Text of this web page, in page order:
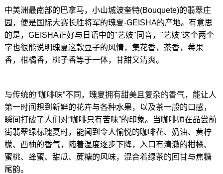
中美洲最南部的巴拿马，小山城波奎特(Bouquete)的翡翠庄
园，便是国际大赛长胜将军的瑰夏-GEISHA的产地。有意思
的是，GEISHA正好与日语中的"艺妓"同音，"艺妓"这个两个
字也很能说明瑰夏这款豆子的风情，集花香，茶香，莓果
香，柑橘香，桃子香等于一体，甘甜又清爽。
与传统的“咖啡味”不同，瑰夏拥有甜美且复杂的香气，能让人
第一时间想到新鲜的花卉与各种水果，以及茶一般的口感，
瞬间打破了人们对“咖啡只有苦味”的印象。当咖啡师在品尝前
街翡翠绿标瑰夏时，能闻到令人愉悦的咖啡花、奶油、黄柠
檬、西柚的香气，随着温度逐步下降，入口有清澈的柑橘、
蜜桃、蜂蜜、甜瓜、蔗糖的风味，混合着绿茶的回甘与焦糖
尾韵。